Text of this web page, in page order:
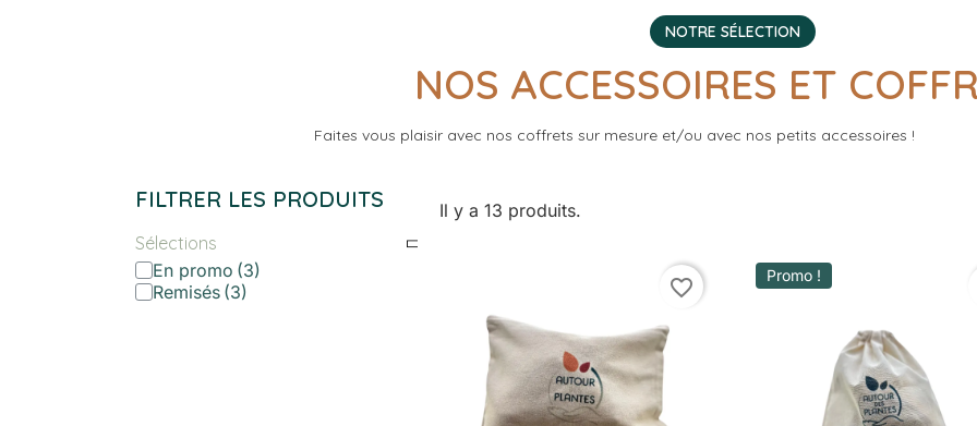
NOTRE SÉLECTION
NOS ACCESSOIRES ET
Faites vous plaisir avec nos coffrets sur mesure et/ou avec nos petits accessoires !
FILTRER LES PRODUITS
Sélections
En promo
Remisés
Il y a 13 produits.
favorite_border Promo !